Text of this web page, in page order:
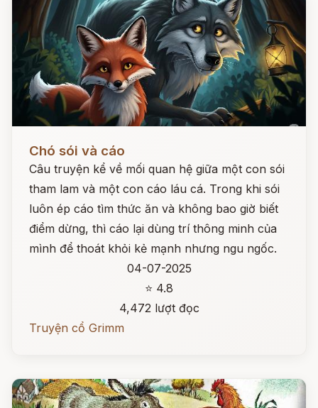
Chó sói và cáo
Câu truyện kể về mối quan hệ giữa một con sói
tham lam và một con cáo láu cá. Trong khi sói
luôn ép cáo tìm thức ăn và không bao giờ biết
điểm dừng, thì cáo lại dùng trí thông minh của
mình để thoát khỏi kẻ mạnh nhưng ngu ngốc.
04-07-2025
⭐ 4.8
4,472 lượt đọc
Truyện cổ Grimm